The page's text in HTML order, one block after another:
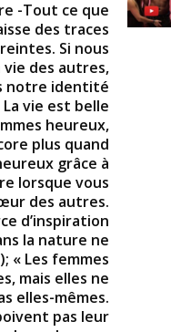
-Tout ce que
des traces
Si nous
vie des autres,
notre identité
vie est belle
heureux,
plus quand
grâce à
lorsque vous
des autres.
d’inspiration
la nature ne
« Les femmes
mais elles ne
elles-mêmes.
pas leur